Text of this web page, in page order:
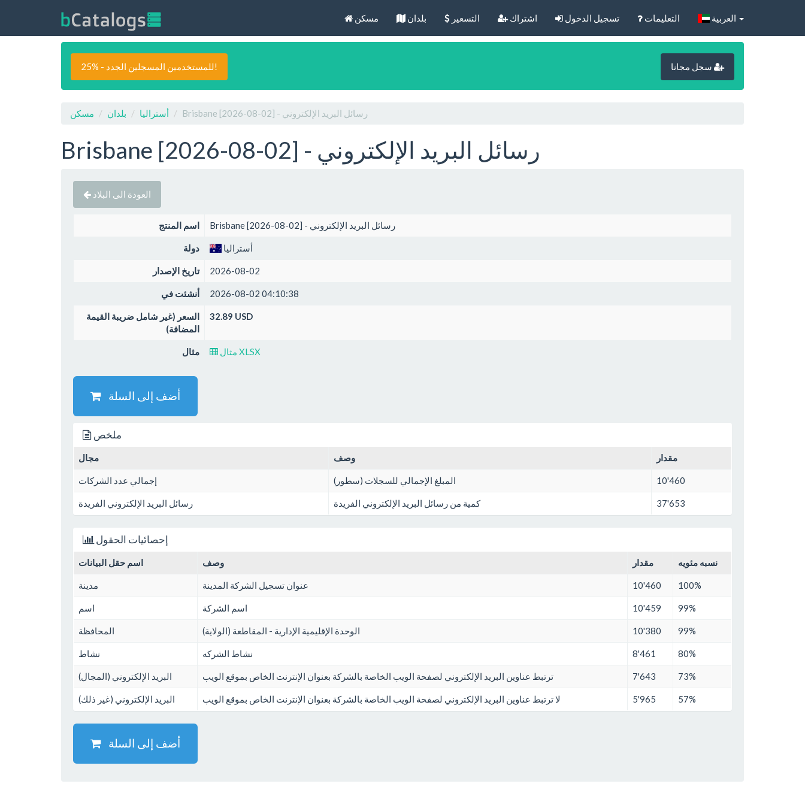
مسكن بلدان التسعير اشتراك تسجيل الدخول التعليمات
25% - للمستخدمين المسجلين الجدد!
مسكن بلدان أستراليا Brisbane [2026-08-02] - رسائل البريد الإلكتروني
Brisbane [2026-08-02] - رسائل البريد الإلكتروني
العودة الى البلاد
اسم المنتج Brisbane [2026-08-02] - رسائل البريد الإلكتروني
دولة أستراليا
تاريخ الإصدار 2026-08-02
أنشئت في 2026-08-02 04:10:38
السعر (غير شامل ضريبة القيمة
المضافة)
32.89 USD
مثال مثال XLSX
أضف إلى السلة
ملخص
مجال وصف مقدار
إجمالي عدد الشركات المبلغ الإجمالي للسجلات (سطور) 10'460
رسائل البريد الإلكتروني الفريدة كمية من رسائل البريد الإلكتروني الفريدة 37'653
إحصائيات الحقول
اسم حقل البيانات وصف مقدار نسبه مئويه
مدينة عنوان تسجيل الشركة المدينة 10'460 100%
اسم اسم الشركة 10'459 99%
المحافظة الوحدة الإقليمية الإدارية - المقاطعة (الولاية) 10'380 99%
نشاط نشاط الشركه 8'461 80%
البريد الإلكتروني (المجال) ترتبط عناوين البريد الإلكتروني لصفحة الويب الخاصة بالشركة بعنوان الإنترنت الخاص بموقع الويب 7'643 73%
البريد الإلكتروني (غير ذلك) لا ترتبط عناوين البريد الإلكتروني لصفحة الويب الخاصة بالشركة بعنوان الإنترنت الخاص بموقع الويب 5'965 57%
أضف إلى السلة